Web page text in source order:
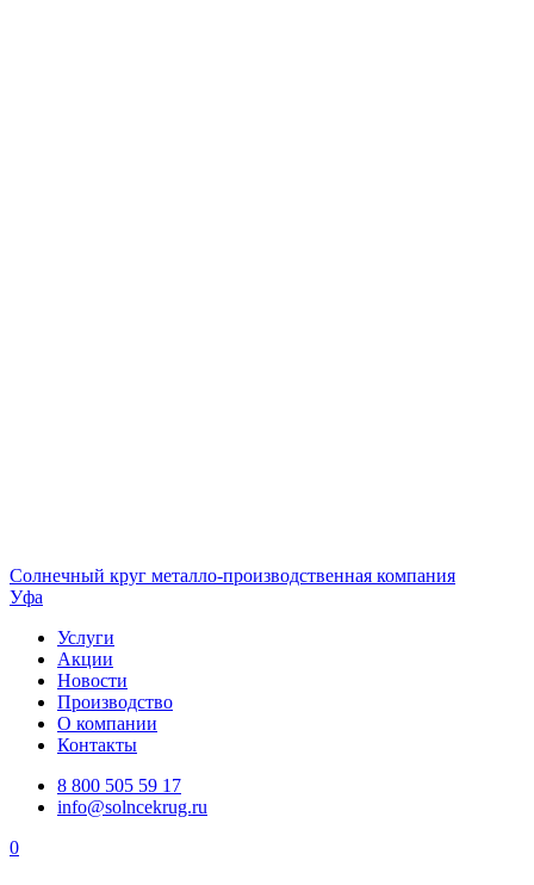
Солнечный круг металло-производственная компания
Уфа
Услуги
Акции
Новости
Производство
О компании
Контакты
8 800 505 59 17
info@solncekrug.ru
0